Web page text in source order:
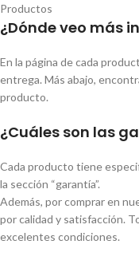
Productos
¿Dónde veo más
En la página de cada
entrega. Más abajo,
producto.
¿Cuáles son las
Cada producto tiene
la sección “garantía”.
Además, por comprar en
por calidad y satisfacción.
excelentes condiciones.